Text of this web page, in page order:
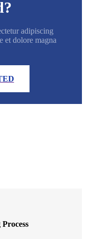
adipiscing
et dolore magna